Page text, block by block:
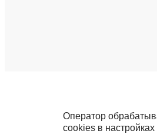
Оператор
cookies в